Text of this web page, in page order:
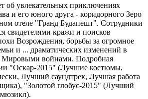
об увлекательных приключениях
и его юного друга - коридорного Зеро
отеле "Гранд Будапешт". Сотрудники
свидетелями кражи и поисков
Возрождения, борьбы за огромное
и ... драматических изменений в
Мировыми войнами. Подробная
"Оскар-2015" (Лучшие костюмы,
Лучший саундтрек, Лучшая работа
"Золотой глобус-2015" (Лучший